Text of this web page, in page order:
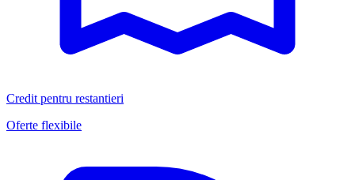
Credit pentru restantieri
Oferte flexibile